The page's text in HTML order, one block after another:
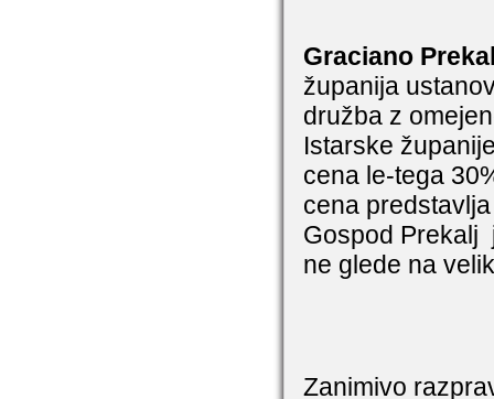
Graciano
županija
družba z
Istarske
cena le-tega
cena
Gospod Prekalj
ne glede na
Zanimivo